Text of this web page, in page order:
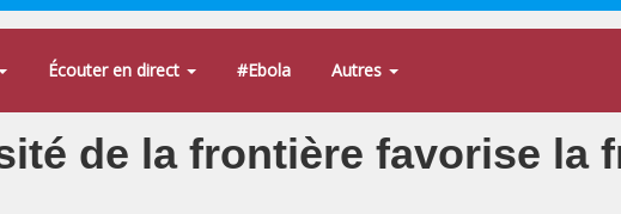
Écouter en direct #Ebola Autres
de la frontière favorise la